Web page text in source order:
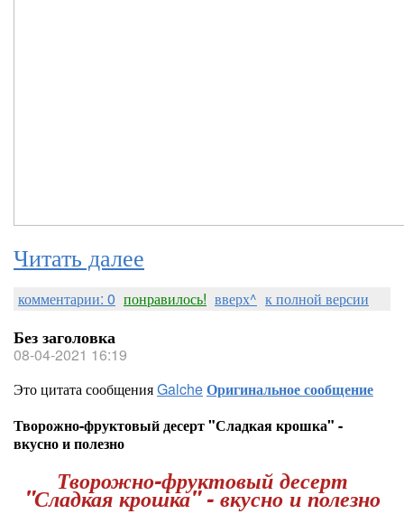
Читать далее
комментарии: 0 понравилось! вверх^ к полной версии
Без заголовка
08-04-2021 16:19
Это цитата сообщенияGalcheОригинальное сообщение
Творожно-фруктовый десерт "Сладкая крошка" -
вкусно и полезно
Творожно-фруктовый десерт
"Сладкая крошка" - вкусно и полезно